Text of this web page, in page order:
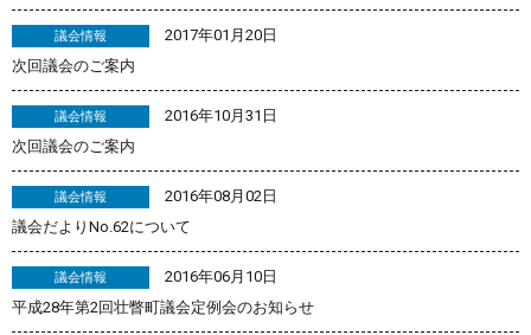
議会情報
2017年01月20日
次回議会のご案内
議会情報
2016年10月31日
次回議会のご案内
議会情報
2016年08月02日
議会だよりNo.62について
議会情報
2016年06月10日
平成28年第2回壮瞥町議会定例会のお知らせ